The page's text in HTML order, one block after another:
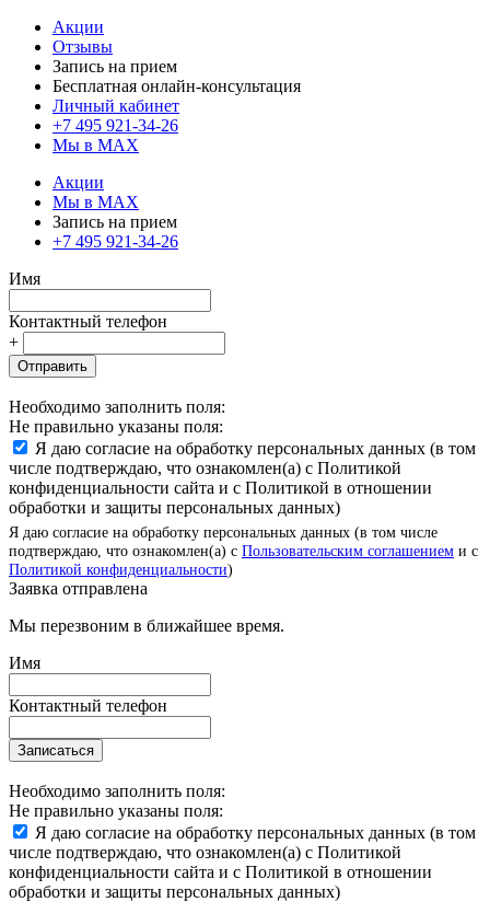
Акции
Отзывы
Запись на прием
Бесплатная онлайн-консультация
Личный кабинет
+7 495 921-34-26
Мы в MAX
Акции
Мы в MAX
Запись на прием
+7 495 921-34-26
Имя
Контактный телефон
+
Отправить
Необходимо заполнить поля:
Не правильно указаны поля:
Я даю согласие на обработку персональных данных (в том
числе подтверждаю, что ознакомлен(а) с Политикой
конфиденциальности сайта и с Политикой в отношении
обработки и защиты персональных данных)
Я даю согласие на обработку персональных данных (в том числе
подтверждаю, что ознакомлен(а) с Пользовательским соглашением и с
Политикой конфиденциальности)
Заявка отправлена
Мы перезвоним в ближайшее время.
Имя
Контактный телефон
Записаться
Необходимо заполнить поля:
Не правильно указаны поля:
Я даю согласие на обработку персональных данных (в том
числе подтверждаю, что ознакомлен(а) с Политикой
конфиденциальности сайта и с Политикой в отношении
обработки и защиты персональных данных)